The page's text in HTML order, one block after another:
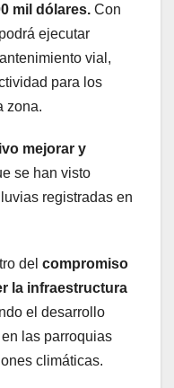
mil dólares. Con
ejecutar
vial,
para los
zona.
mejorar y
se han visto
registradas en
del compromiso
la infraestructura
el desarrollo
las parroquias
climáticas.